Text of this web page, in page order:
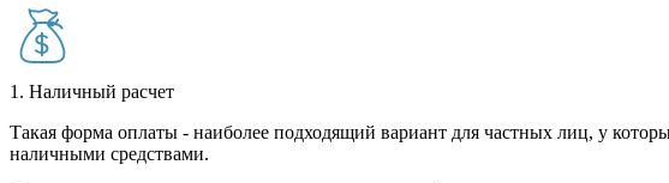
1. Наличный расчет
Такая форма оплаты - наиболее подходящий вариант для частных лиц, у
наличными средствами.